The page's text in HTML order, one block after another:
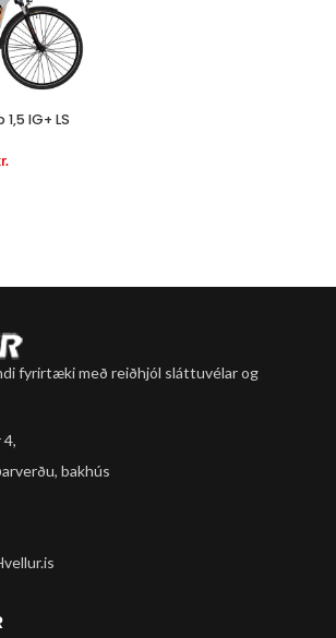
IG+ LS
fyrirtæki með reiðhjól sláttuvélar og
bakhús